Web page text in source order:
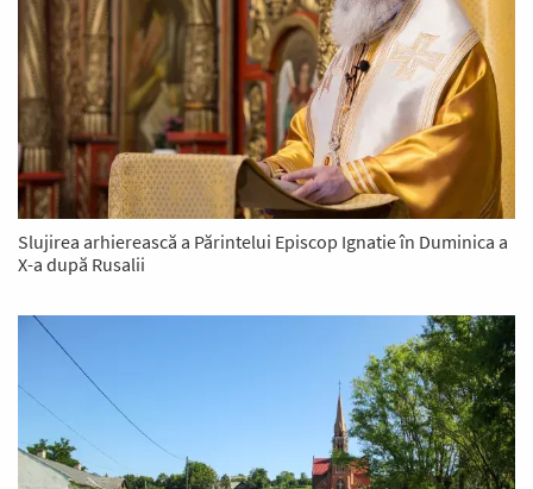
Slujirea arhierească a Părintelui Episcop Ignatie în Duminica a
X-a după Rusalii